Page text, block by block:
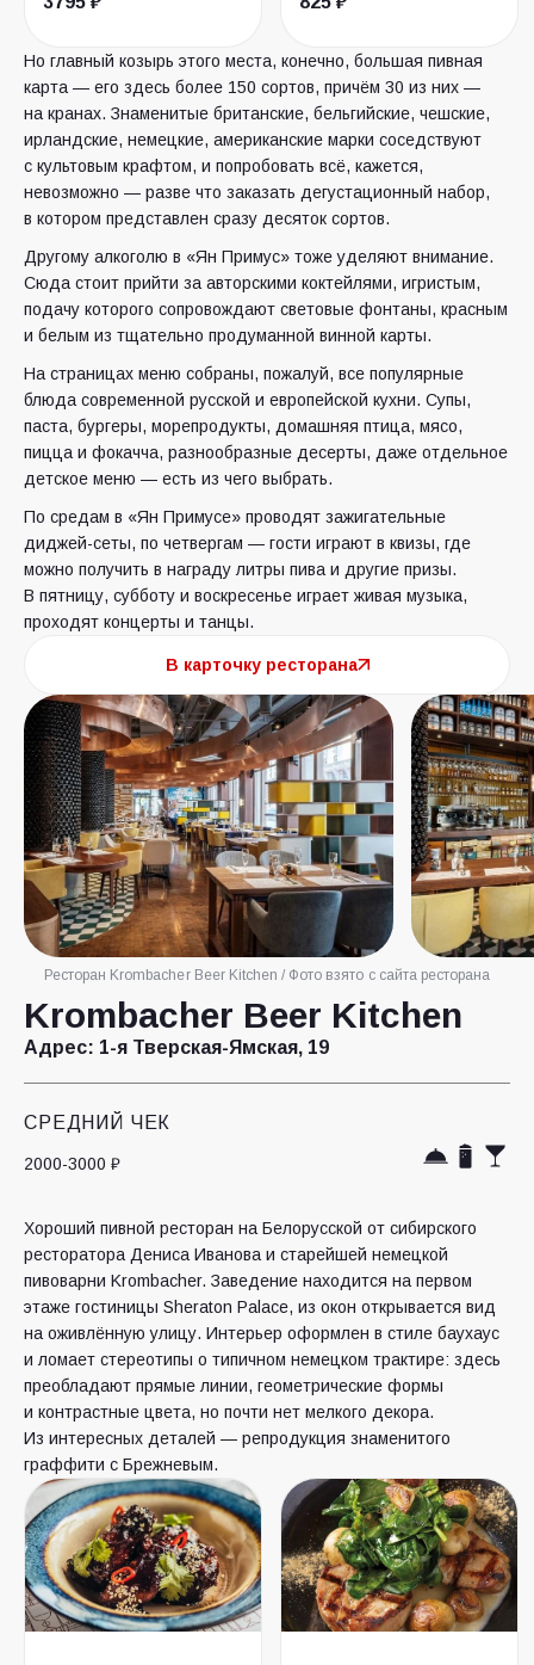
Но главный козырь этого места, конечно, большая пивная
карта — его здесь более 150 сортов, причём 30 из них —
на кранах. Знаменитые британские, бельгийские, чешские,
ирландские, немецкие, американские марки соседствуют
с культовым крафтом, и попробовать всё, кажется,
невозможно — разве что заказать дегустационный набор,
в котором представлен сразу десяток сортов.
Другому алкоголю в «Ян Примус» тоже уделяют внимание.
Сюда стоит прийти за авторскими коктейлями, игристым,
подачу которого сопровождают световые фонтаны, красным
и белым из тщательно продуманной винной карты.
На страницах меню собраны, пожалуй, все популярные
блюда современной русской и европейской кухни. Супы,
паста, бургеры, морепродукты, домашняя птица, мясо,
пицца и фокачча, разнообразные десерты, даже отдельное
детское меню — есть из чего выбрать.
По средам в «Ян Примусе» проводят зажигательные
диджей-сеты, по четвергам — гости играют в квизы, где
можно получить в награду литры пива и другие призы.
В пятницу, субботу и воскресенье играет живая музыка,
проходят концерты и танцы.
В карточку ресторана
Ресторан Krombacher Beer Kitchen / Фото взято с сайта ресторана
Krombacher Beer Kitchen
Адрес: 1-я Тверская-Ямская, 19
СРЕДНИЙ ЧЕК
2000-3000 ₽
Хороший пивной ресторан на Белорусской от сибирского
ресторатора Дениса Иванова и старейшей немецкой
пивоварни Krombacher. Заведение находится на первом
этаже гостиницы Sheraton Palace, из окон открывается вид
на оживлённую улицу. Интерьер оформлен в стиле баухаус
и ломает стереотипы о типичном немецком трактире: здесь
преобладают прямые линии, геометрические формы
и контрастные цвета, но почти нет мелкого декора.
Из интересных деталей — репродукция знаменитого
граффити с Брежневым.